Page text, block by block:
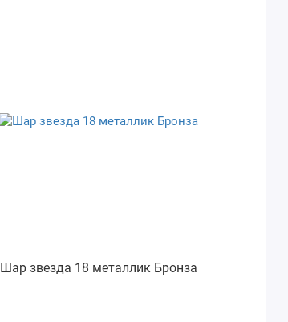
Шар звезда 18 металлик Бронза